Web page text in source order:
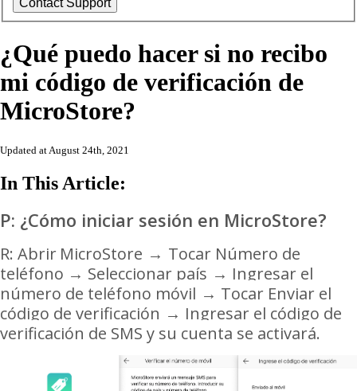
¿Qué puedo hacer si no recibo
mi código de verificación de
MicroStore?
Updated at August 24th, 2021
In This Article:
P: ¿Cómo iniciar sesión en MicroStore?
R: Abrir MicroStore → Tocar Número de
teléfono → Seleccionar país → Ingresar el
número de teléfono móvil → Tocar Enviar el
código de verificación → Ingresar el código de
verificación de SMS y su cuenta se activará.